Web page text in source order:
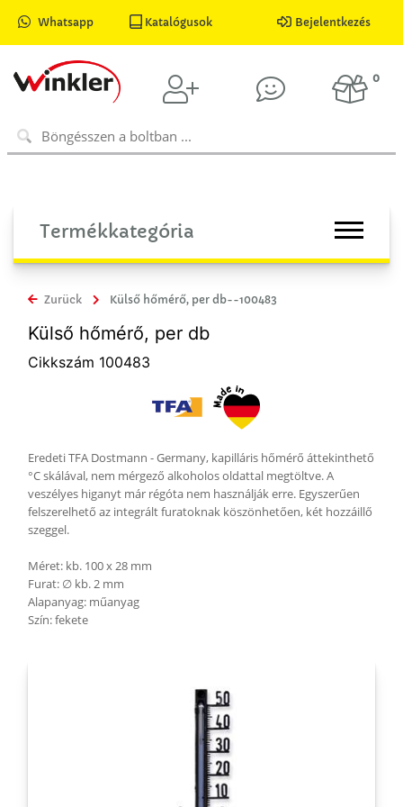
Whatsapp Katalógusok Bejelentkezés
0
Termékkategória
Zurück Külső hőmérő, per db--100483
Külső hőmérő, per db
Cikkszám 100483
Eredeti TFA Dostmann - Germany, kapilláris hőmérő áttekinthető
°C skálával, nem mérgező alkoholos oldattal megtöltve. A
veszélyes higanyt már régóta nem használják erre. Egyszerűen
felszerelhető az integrált furatoknak köszönhetően, két hozzáillő
szeggel.
Méret: kb. 100 x 28 mm
Furat: ∅ kb. 2 mm
Alapanyag: műanyag
Szín: fekete